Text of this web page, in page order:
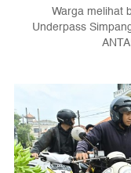
Warga melihat
Underpass